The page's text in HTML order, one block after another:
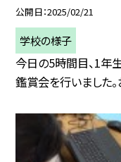
公開日 2025/02/21
学校の様子
今日の5時間目、1年
鑑賞会を行いました